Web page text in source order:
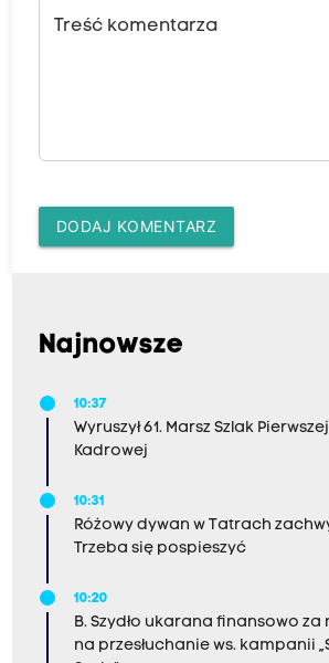
Treść komentarza
DODAJ KOMENTARZ
Najnowsze
10:37
Wyruszył 61. Marsz Szlak
Kadrowej
10:31
Różowy dywan w Tatrach
Trzeba się pospieszyć
10:20
B. Szydło ukarana finansowo
na przesłuchanie ws. kampanii